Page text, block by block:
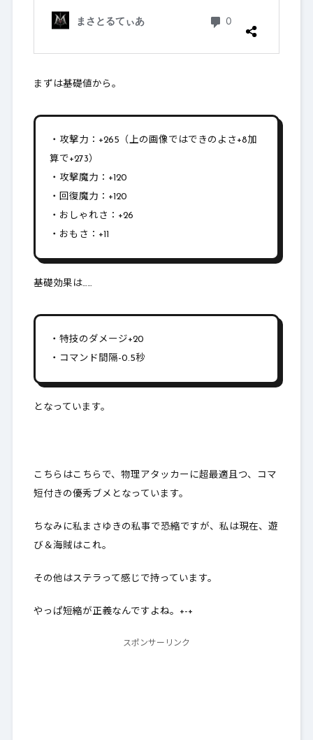
まずは基礎値から。
・攻撃力：+265（上の画像ではできのよさ+8加
算で+273）
・攻撃魔力：+120
・回復魔力：+120
・おしゃれさ：+26
・おもさ：+11
基礎効果は……
・特技のダメージ+20
・コマンド間隔-0.5秒
となっています。
こちらはこちらで、物理アタッカーに超最適且つ、コマ
短付きの優秀ブメとなっています。
ちなみに私まさゆきの私事で恐縮ですが、私は現在、遊
び＆海賊はこれ。
その他はステラって感じで持っています。
やっぱ短縮が正義なんですよね。+-+
スポンサーリンク